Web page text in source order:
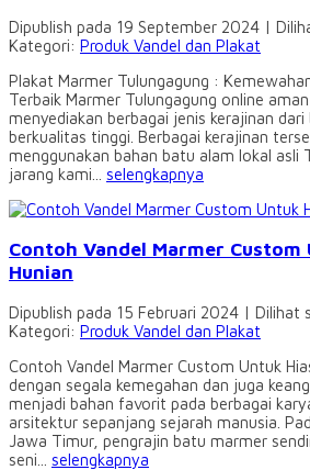
Dipublish pada 19 September 2024 |
Kategori: Produk Vandel dan Plakat
Plakat Marmer Tulungagung :
Terbaik Marmer Tulungagung online
menyediakan berbagai jenis kerajinan
berkualitas tinggi. Berbagai kerajinan
menggunakan bahan batu alam lokal asli
jarang kami... selengkapnya
Contoh Vandel Marmer Custom
Hunian
Dipublish pada 15 Februari 2024 | Dilihat
Kategori: Produk Vandel dan Plakat
Contoh Vandel Marmer Custom Untuk
dengan segala kemegahan dan juga
menjadi bahan favorit pada berbagai
arsitektur sepanjang sejarah manusia.
Jawa Timur, pengrajin batu marmer
seni... selengkapnya